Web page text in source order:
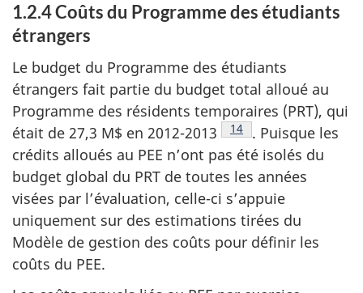
1.2.4 Coûts du Programme des étudiants
étrangers
Le budget du Programme des étudiants
étrangers fait partie du budget total alloué au
Programme des résidents temporaires (PRT), qui
était de 27,3 M$ en 2012-2013
Note de bas de page
14
. Puisque les
crédits alloués au PEE n’ont pas été isolés du
budget global du PRT de toutes les années
visées par l’évaluation, celle-ci s’appuie
uniquement sur des estimations tirées du
Modèle de gestion des coûts pour définir les
coûts du PEE.